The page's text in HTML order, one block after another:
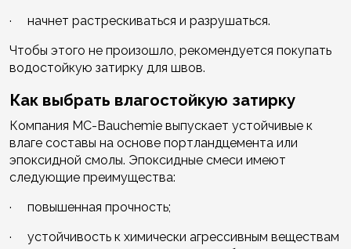
· начнет растрескиваться и разрушаться.
Чтобы этого не произошло, рекомендуется покупать
водостойкую затирку для швов.
Как выбрать влагостойкую затирку
Компания MC-Bauchemie выпускает устойчивые к
влаге составы на основе портландцемента или
эпоксидной смолы. Эпоксидные смеси имеют
следующие преимущества:
· повышенная прочность;
· устойчивость к химически агрессивным веществам